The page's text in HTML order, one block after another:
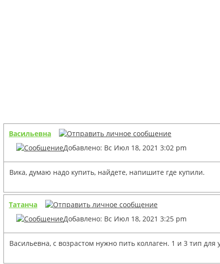
Васильевна
Добавлено: Вс Июл 18, 2021 3:02 pm
Вика, думаю надо купить, найдете, напишите где купили.
Татанча
Добавлено: Вс Июл 18, 2021 3:25 pm
Васильевна, с возрастом нужно пить коллаген. 1 и 3 тип